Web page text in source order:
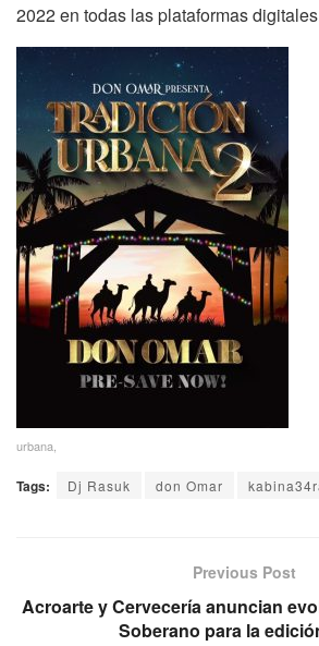
2022 en todas las plataformas
urbana,
Tags: Dj Rasuk don Omar
Previous Post
Acroarte y Cervecería anuncian
Soberano para la